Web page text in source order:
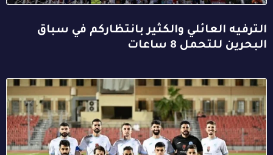
الترفيه العائلي والكثير بانتظاركم في سباق
البحرين للتحمل 8 ساعات